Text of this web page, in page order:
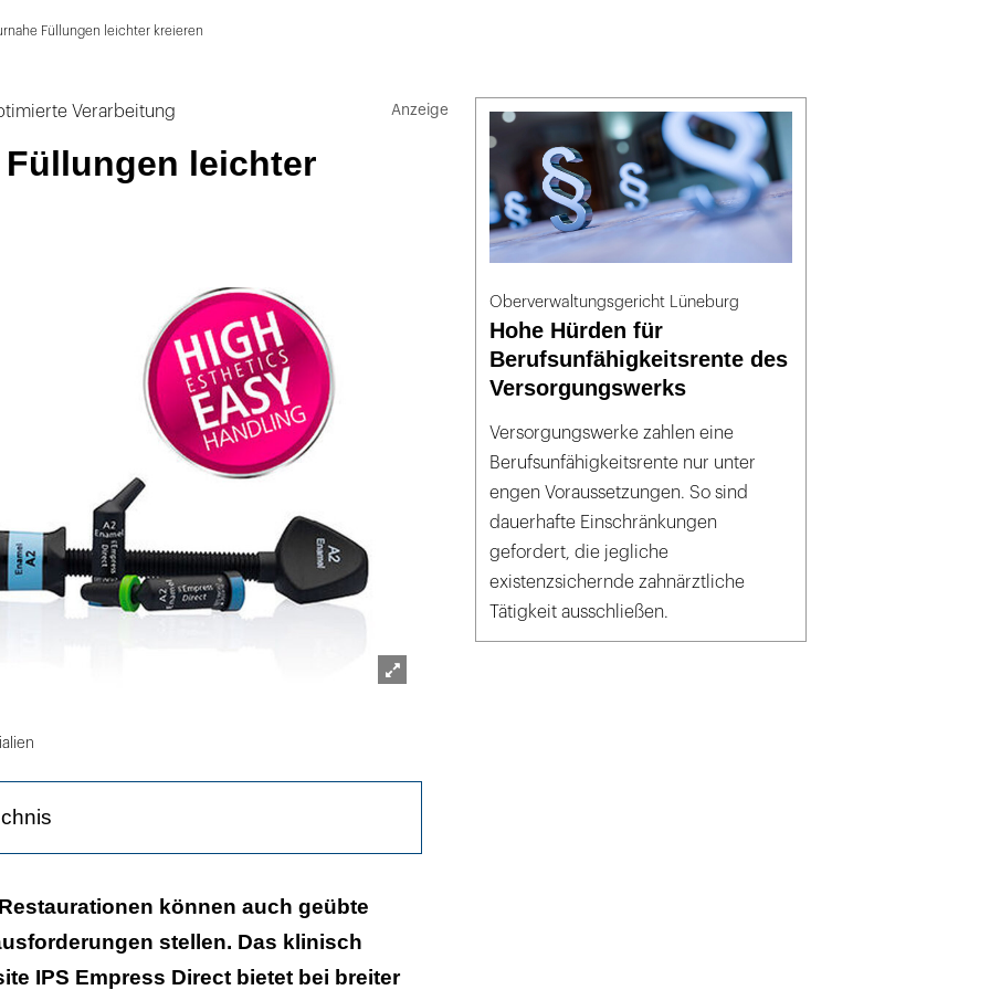
Füllungen leichter kreieren
Verarbeitung
leichter
können auch geübte
stellen. Das klinisch
IPS Empress Direct bietet bei breiter
Oberverwaltungsgericht Lüneburg
Hohe Hürden für
Berufsunfähigkeitsrente des
Versorgungswerks
Versorgungswerke zahlen eine
Berufsunfähigkeitsrente nur unter
engen Voraussetzungen. So sind
dauerhafte Einschränkungen
gefordert, die jegliche
existenzsichernde zahnärztliche
Tätigkeit ausschließen.